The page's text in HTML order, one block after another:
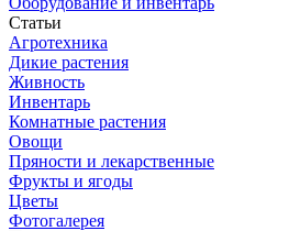
Статьи
Агротехника
Дикие растения
Живность
Инвентарь
Комнатные растения
Овощи
Пряности и лекарственные
Фрукты и ягоды
Цветы
Фотогалерея